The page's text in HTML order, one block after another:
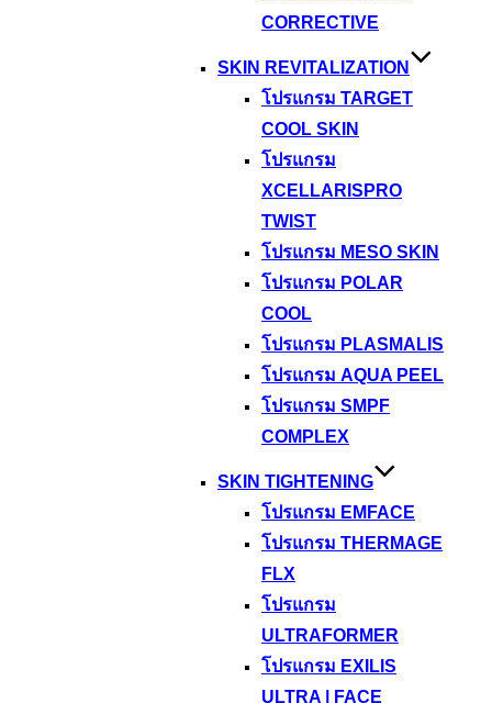
CORRECTIVE
SKIN REVITALIZATION
โปรแกรม TARGET
COOL SKIN
โปรแกรม
XCELLARISPRO
TWIST
โปรแกรม MESO SKIN
โปรแกรม POLAR
COOL
โปรแกรม PLASMALIS
โปรแกรม AQUA PEEL
โปรแกรม SMPF
COMPLEX
SKIN TIGHTENING
โปรแกรม EMFACE
โปรแกรม THERMAGE
FLX
โปรแกรม
ULTRAFORMER
โปรแกรม EXILIS
ULTRA | FACE